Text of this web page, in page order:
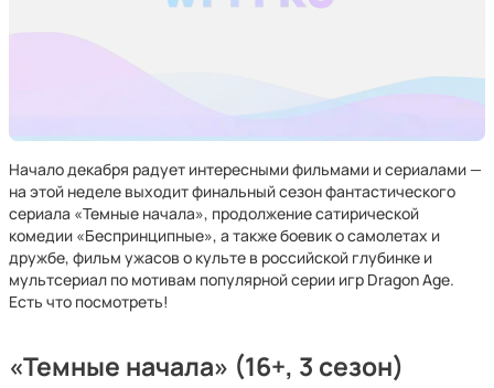
Начало декабря радует интересными фильмами и сериалами —
на этой неделе выходит финальный сезон фантастического
сериала «Темные начала», продолжение сатирической
комедии «Беспринципные», а также боевик о самолетах и
дружбе, фильм ужасов о культе в российской глубинке и
мультсериал по мотивам популярной серии игр Dragon Age.
Есть что посмотреть!
«Темные начала» (16+, 3 сезон)